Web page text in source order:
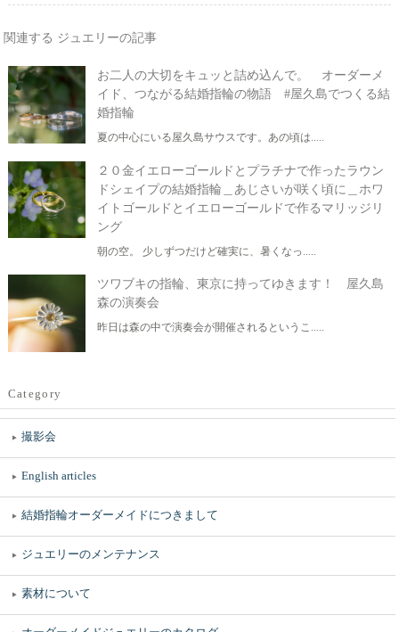
関連する ジュエリーの記事
お二人の大切をキュッと詰め込んで。 オーダーメ
イド、つながる結婚指輪の物語 #屋久島でつくる結
婚指輪
夏の中心にいる屋久島サウスです。あの頃は.....
２０金イエローゴールドとプラチナで作ったラウン
ドシェイプの結婚指輪＿あじさいが咲く頃に＿ホワ
イトゴールドとイエローゴールドで作るマリッジリ
ング
朝の空。 少しずつだけど確実に、暑くなっ.....
ツワブキの指輪、東京に持ってゆきます！ 屋久島
森の演奏会
昨日は森の中で演奏会が開催されるというこ.....
Category
撮影会
English articles
結婚指輪オーダーメイドにつきまして
ジュエリーのメンテナンス
素材について